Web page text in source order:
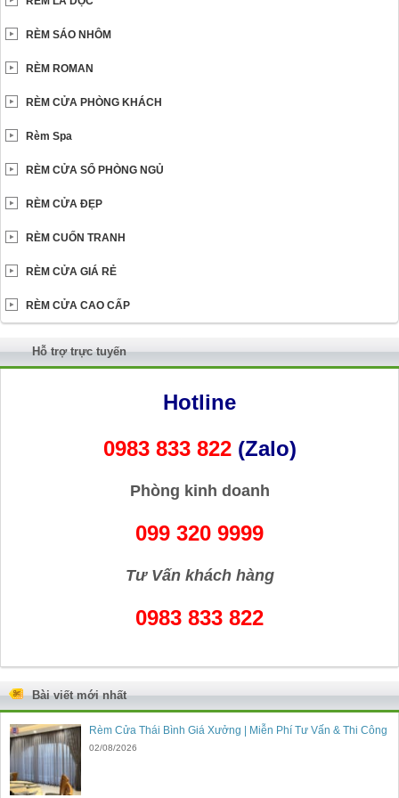
RÈM SÁO NHÔM
RÈM ROMAN
RÈM CỬA PHÒNG KHÁCH
Rèm Spa
RÈM CỬA SỔ PHÒNG NGỦ
RÈM CỬA ĐẸP
RÈM CUỐN TRANH
RÈM CỬA GIÁ RẺ
RÈM CỬA CAO CẤP
Hỗ trợ trực tuyến
Hotline
0983 833 822 (Zalo)
Phòng kinh doanh
099 320 9999
Tư Vấn khách hàng
0983 833 822
Bài viết mới nhất
Rèm Cửa Thái Bình Giá Xưởng | Miễn Phí Tư Vấn & Thi Công
02/08/2026